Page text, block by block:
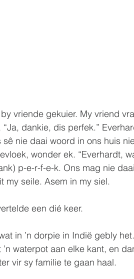
vriende gekuier. My vriend
“Ja, dankie, dis perfek.”
sê nie daai woord in ons huis
wonder ek. “Everhardt,
p-e-r-f-e-k. Ons mag nie
my seile. Asem in my siel.
een dié keer.
in ’n dorpie in Indië gebly
waterpot aan elke kant, en
vir sy familie te gaan haal.